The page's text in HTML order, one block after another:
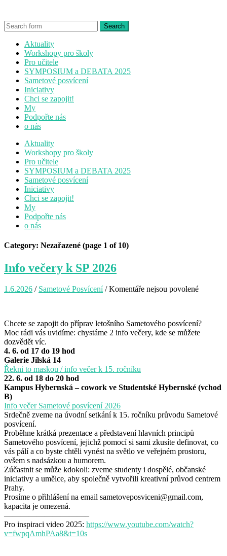
Aktuality
Workshopy pro školy
Pro učitele
SYMPOSIUM a DEBATA 2025
Sametové posvícení
Iniciativy
Chci se zapojit!
My
Podpořte nás
o nás
Aktuality
Workshopy pro školy
Pro učitele
SYMPOSIUM a DEBATA 2025
Sametové posvícení
Iniciativy
Chci se zapojit!
My
Podpořte nás
o nás
Category: Nezařazené (page 1 of 10)
Info večery k SP 2026
1.6.2026 / Sametové Posvícení /Komentáře nejsou povolené
Info
večery
Chcete se zapojit do příprav letošního Sametového posvícení?
Moc rádi vás uvidíme: chystáme 2 info večery, kde se můžete
dozvědět víc.
4. 6. od 17 do 19 hod
Galerie Jilská 14
Řekni to maskou / info večer k 15. ročníku
22. 6. od 18 do 20 hod
Kampus Hybernská – cowork ve Studentské Hybernské (vchod
B)
Info večer Sametové posvícení 2026
Srdečně zveme na úvodní setkání k 15. ročníku průvodu Sametové
posvícení.
Proběhne krátká prezentace a představení hlavních principů
Sametového posvícení, jejichž pomocí si sami zkusíte definovat, co
vás pálí a co byste chtěli vynést na světlo ve veřejném prostoru,
ovšem s nadsázkou a humorem.
Zúčastnit se může kdokoli: zveme studenty i dospělé, občanské
iniciativy a umělce, aby společně vytvořili kreativní průvod centrem
Prahy.
Prosíme o přihlášení na email sametoveposviceni@gmail.com,
kapacita je omezená.
——————————–
Pro inspiraci video 2025: https://www.youtube.com/watch?
v=fwpqAmhPAa8&t=10s